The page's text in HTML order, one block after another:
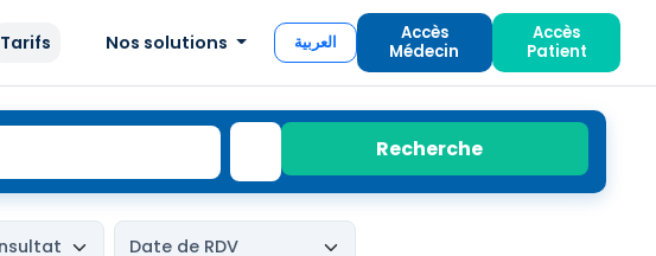
Tarifs Nos solutions العربية
Accès
Médecin
Accès
Patient
Recherche